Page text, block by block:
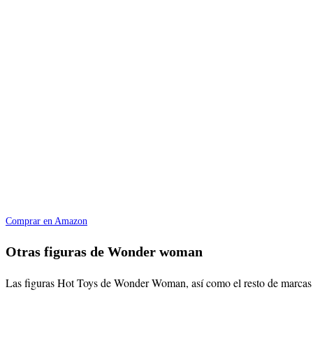
Comprar en Amazon
Otras figuras de Wonder woman
Las figuras Hot Toys de Wonder Woman, así como el resto de